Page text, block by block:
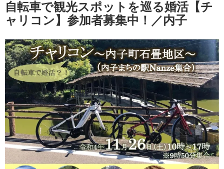
自転車で観光スポットを巡る婚活【チ
ャリコン】参加者募集中！／内子